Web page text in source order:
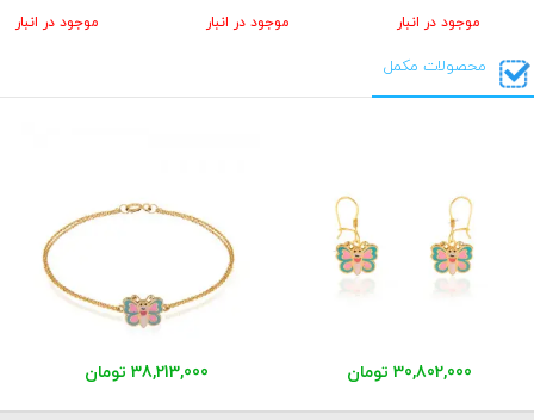
موجود در انبار موجود در انبار موجود در انبار
محصولات مکمل
30,802,000 تومان 38,213,000 تومان